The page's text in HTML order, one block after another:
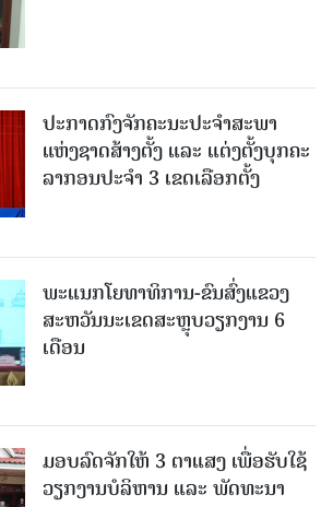
ປະກາດກົງຈັກຄະນະປະຈໍາສະພາ
ແຫ່ງຊາດສ້າງຕັ້ງ ແລະ ແຕ່ງຕັ້ງບຸກຄະ
ລາກອນປະຈໍາ 3 ເຂດເລືອກຕັ້ງ
ພະແນກໂຍທາທິການ-ຂົນສົ່ງແຂວງ
ສະຫວັນນະເຂດສະຫຼຸບວຽກງານ 6
ເດືອນ
ມອບລົດຈັກໃຫ້ 3 ຕາແສງ ເພື່ອຮັບໃຊ້
ວຽກງານບໍລິຫານ ແລະ ພັດທະນາ